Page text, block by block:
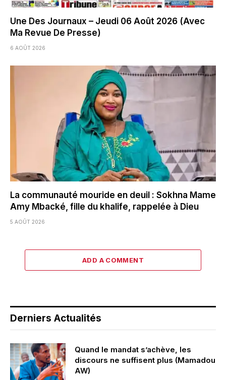
Une Des Journaux – Jeudi 06 Août 2026 (Avec
Ma Revue De Presse)
6 AOÛT 2026
La communauté mouride en deuil : Sokhna Mame
Amy Mbacké, fille du khalife, rappelée à Dieu
5 AOÛT 2026
ADD A COMMENT
Derniers Actualités
Quand le mandat s’achève, les
discours ne suffisent plus (Mamadou
AW)